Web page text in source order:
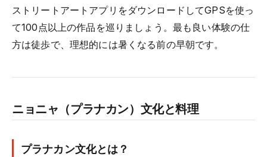
ストリートアートアプリをダウンロードしてGPSを使っ
て100点以上の作品を巡りましょう。最も良い体験の仕
方は徒歩で、理想的には暑くなる前の早朝です。
ニョニャ（プラナカン）文化と料理
プラナカン文化とは？